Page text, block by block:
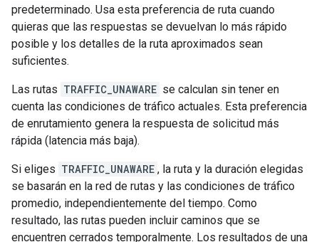
predeterminado. Usa esta preferencia de ruta cuando
quieras que las respuestas se devuelvan lo más rápido
posible y los detalles de la ruta aproximados sean
suficientes.
Las rutas TRAFFIC_UNAWARE se calculan sin tener en
cuenta las condiciones de tráfico actuales. Esta preferencia
de enrutamiento genera la respuesta de solicitud más
rápida (latencia más baja).
Si eliges TRAFFIC_UNAWARE , la ruta y la duración elegidas
se basarán en la red de rutas y las condiciones de tráfico
promedio, independientemente del tiempo. Como
resultado, las rutas pueden incluir caminos que se
encuentren cerrados temporalmente. Los resultados de una